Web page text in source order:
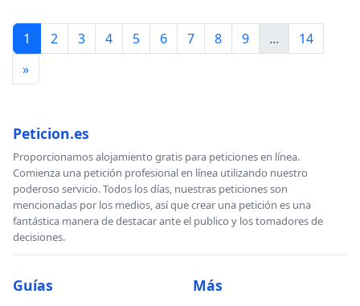
1 2 3 4 5 6 7 8 9 ...
14
»
Peticion.es
Proporcionamos alojamiento gratis para peticiones en línea.
Comienza una petición profesional en línea utilizando nuestro
poderoso servicio. Todos los días, nuestras peticiones son
mencionadas por los medios, así que crear una petición es una
fantástica manera de destacar ante el publico y los tomadores de
decisiones.
Guías Más